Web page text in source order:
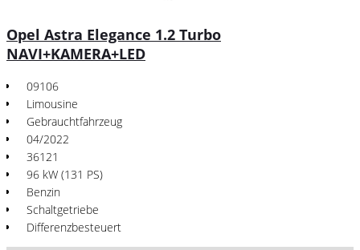
Opel Astra Elegance 1.2 Turbo
NAVI+KAMERA+LED
09106
Limousine
Gebrauchtfahrzeug
04/2022
36121
96 kW (131 PS)
Benzin
Schaltgetriebe
Differenzbesteuert